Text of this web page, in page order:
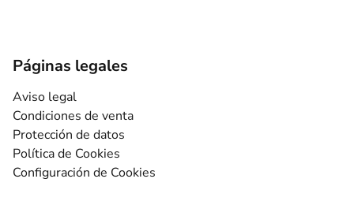
Páginas legales
Aviso legal
Condiciones de venta
Protección de datos
Política de Cookies
Configuración de Cookies